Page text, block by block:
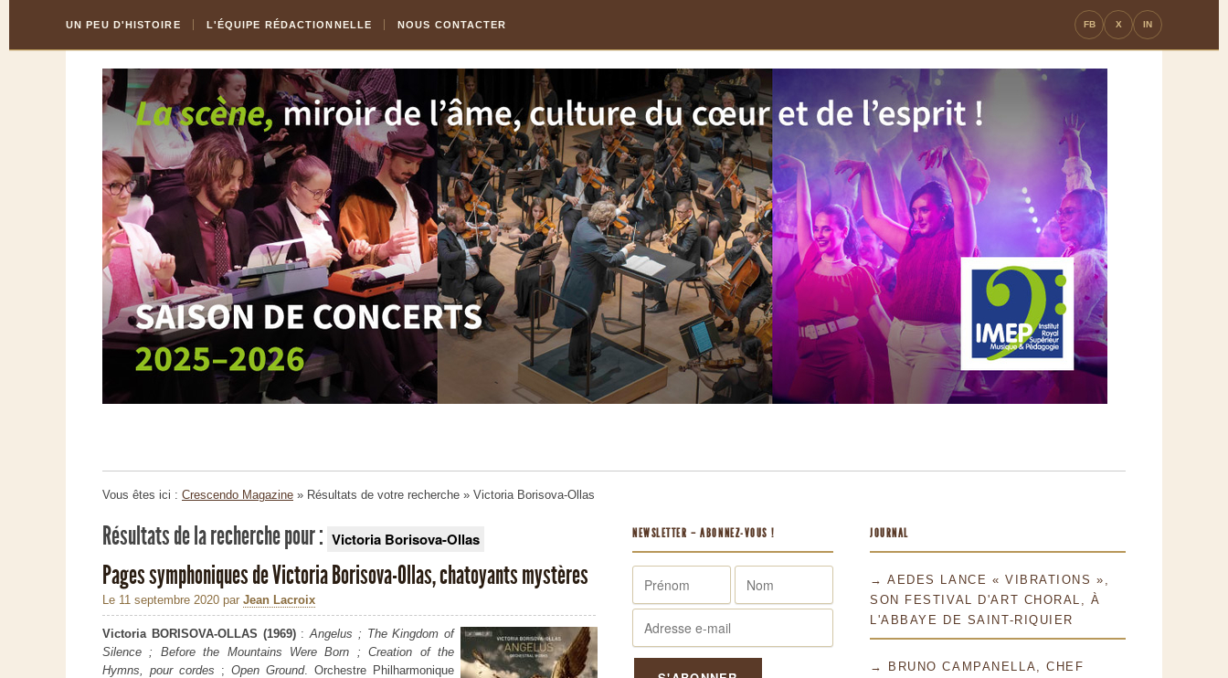
Content
la
UN PEU D'HISTOIRE L'ÉQUIPE RÉDACTIONNELLE NOUS CONTACTER FB X IN
Vous êtes ici : Crescendo Magazine » Résultats de votre recherche » Victoria Borisova-Ollas
Résultats de la recherche pour : Victoria Borisova-Ollas
Pages symphoniques de Victoria Borisova-Ollas, chatoyants mystères
Le 11 septembre 2020 par Jean Lacroix
Victoria BORISOVA-OLLAS (1969) :Angelus ; The Kingdom of
Silence ; Before the Mountains Were Born ; Creation of the
Hymns, pour cordes ; Open Ground. Orchestre Philharmonique
NEWSLETTER – ABONNEZ-VOUS ! JOURNAL
→ AEDES LANCE « VIBRATIONS »,
SON FESTIVAL D'ART CHORAL, À
L'ABBAYE DE SAINT-RIQUIER
→ BRUNO CAMPANELLA, CHEF